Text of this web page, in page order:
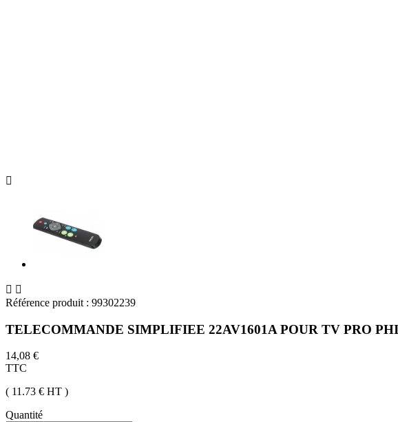

 
Référence produit : 99302239
TELECOMMANDE SIMPLIFIEE 22AV1601A POUR TV PRO
14,08 €
TTC
( 11.73 € HT )
Quantité